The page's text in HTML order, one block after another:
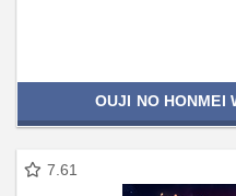
OUJI NO HONMEI
7.61